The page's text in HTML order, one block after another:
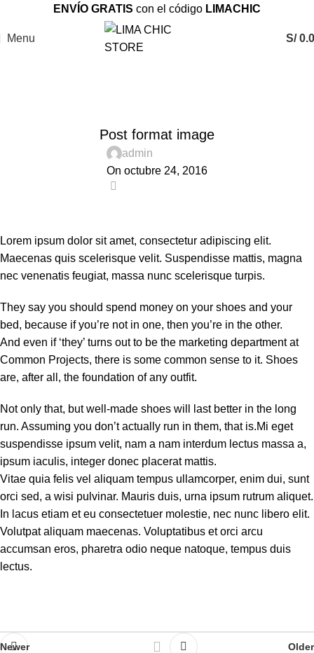
ENVÍO GRATIS con el código LIMACHIC
Menu S/
Post format image
admin
On octubre 24, 2016
Lorem ipsum dolor sit amet, consectetur adipiscing elit.
Maecenas quis scelerisque velit. Suspendisse mattis, magna
nec venenatis feugiat, massa nunc scelerisque turpis.
They say you should spend money on your shoes and your
bed, because if you’re not in one, then you’re in the other.
And even if ‘they’ turns out to be the marketing department at
Common Projects, there is some common sense to it. Shoes
are, after all, the foundation of any outfit.
Not only that, but well-made shoes will last better in the long
run. Assuming you don’t actually run in them, that is.Mi eget
suspendisse ipsum velit, nam a nam interdum lectus massa a,
ipsum iaculis, integer donec placerat mattis.
Vitae quia felis vel aliquam tempus ullamcorper, enim dui, sunt
orci sed, a wisi pulvinar. Mauris duis, urna ipsum rutrum aliquet.
In lacus etiam et eu consectetuer molestie, nec nunc libero elit.
Volutpat aliquam maecenas. Voluptatibus et orci arcu
accumsan eros, pharetra odio neque natoque, tempus duis
lectus.
Newer Older